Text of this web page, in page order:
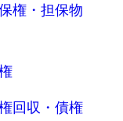
権・担保物
回収・債権